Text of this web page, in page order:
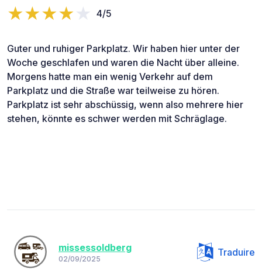
4/5
Guter und ruhiger Parkplatz. Wir haben hier unter der
Woche geschlafen und waren die Nacht über alleine.
Morgens hatte man ein wenig Verkehr auf dem
Parkplatz und die Straße war teilweise zu hören.
Parkplatz ist sehr abschüssig, wenn also mehrere hier
stehen, könnte es schwer werden mit Schräglage.
missessoldberg
02/09/2025
Traduire